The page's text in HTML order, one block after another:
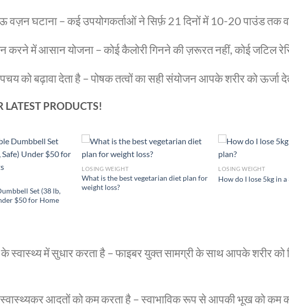
घटाना – कई उपयोगकर्ताओं ने सिर्फ़ 21 दिनों में 10-20 पाउंड तक
में आसान योजना – कोई कैलोरी गिनने की ज़रूरत नहीं, कोई जटिल
को बढ़ावा देता है – पोषक तत्वों का सही संयोजन आपके शरीर को
LATEST PRODUCTS!
Set (38 lb,
$50 for Home
LOSING WEIGHT
What is the best vegetarian diet plan for
weight loss?
LOSING WEIGHT
How do I lose 5kg in
स्वास्थ्य में सुधार करता है – फाइबर युक्त सामग्री के साथ आपके शरीर
आदतों को कम करता है – स्वाभाविक रूप से आपकी भूख को कम